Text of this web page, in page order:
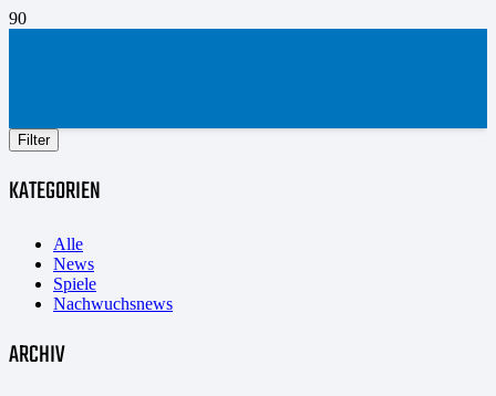
Filter
KATEGORIEN
Alle
News
Spiele
Nachwuchsnews
ARCHIV